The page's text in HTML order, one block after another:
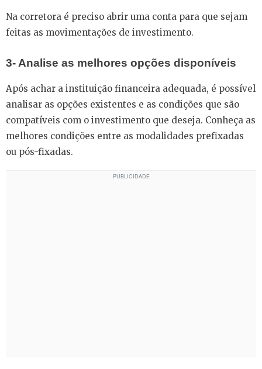
Na corretora é preciso abrir uma conta para que sejam
feitas as movimentações de investimento.
3- Analise as melhores opções disponíveis
Após achar a instituição financeira adequada, é possível
analisar as opções existentes e as condições que são
compatíveis com o investimento que deseja. Conheça as
melhores condições entre as modalidades prefixadas
ou pós-fixadas.